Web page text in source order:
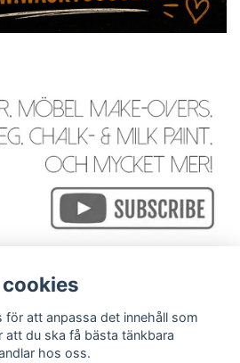
för att anpassa det innehåll som
du ska få bästa tänkbara
hos oss.